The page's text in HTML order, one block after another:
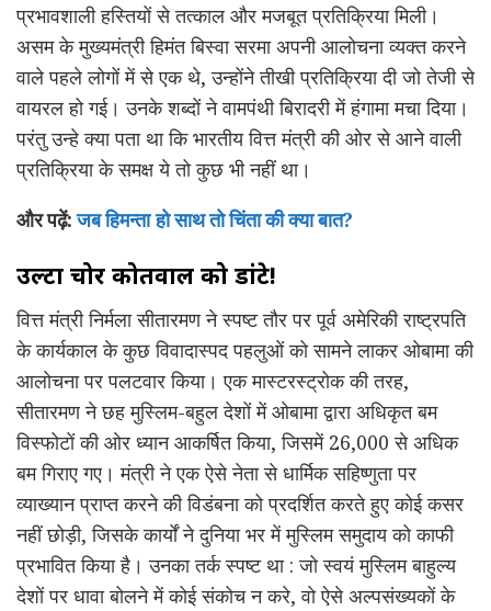
प्रभावशाली हस्तियों से तत्काल और मजबूत प्रतिक्रिया मिली।
असम के मुख्यमंत्री हिमंत बिस्वा सरमा अपनी आलोचना व्यक्त करने
वाले पहले लोगों में से एक थे, उन्होंने तीखी प्रतिक्रिया दी जो तेजी से
वायरल हो गई। उनके शब्दों ने वामपंथी बिरादरी में हंगामा मचा दिया।
परंतु उन्हे क्या पता था कि भारतीय वित्त मंत्री की ओर से आने वाली
प्रतिक्रिया के समक्ष ये तो कुछ भी नहीं था।
और पढ़ें:जब हिमन्ता हो साथ तो चिंता की क्या बात?
उल्टा चोर कोतवाल को डांटे!
वित्त मंत्री निर्मला सीतारमण ने स्पष्ट तौर पर पूर्व अमेरिकी राष्ट्रपति
के कार्यकाल के कुछ विवादास्पद पहलुओं को सामने लाकर ओबामा की
आलोचना पर पलटवार किया। एक मास्टरस्ट्रोक की तरह,
सीतारमण ने छह मुस्लिम-बहुल देशों में ओबामा द्वारा अधिकृत बम
विस्फोटों की ओर ध्यान आकर्षित किया, जिसमें 26,000 से अधिक
बम गिराए गए। मंत्री ने एक ऐसे नेता से धार्मिक सहिष्णुता पर
व्याख्यान प्राप्त करने की विडंबना को प्रदर्शित करते हुए कोई कसर
नहीं छोड़ी, जिसके कार्यों ने दुनिया भर में मुस्लिम समुदाय को काफी
प्रभावित किया है। उनका तर्क स्पष्ट था : जो स्वयं मुस्लिम बाहुल्य
देशों पर धावा बोलने में कोई संकोच न करे, वो ऐसे अल्पसंख्यकों के